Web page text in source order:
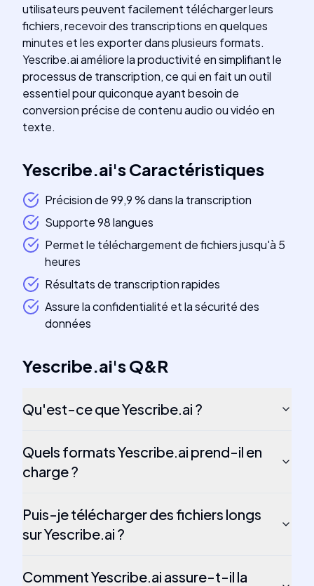
utilisateurs peuvent facilement télécharger leurs
fichiers, recevoir des transcriptions en quelques
minutes et les exporter dans plusieurs formats.
Yescribe.ai améliore la productivité en simplifiant le
processus de transcription, ce qui en fait un outil
essentiel pour quiconque ayant besoin de
conversion précise de contenu audio ou vidéo en
texte.
Yescribe.ai'sCaractéristiques
Précision de 99,9 % dans la transcription
Supporte 98 langues
Permet le téléchargement de fichiers jusqu'à 5
heures
Résultats de transcription rapides
Assure la confidentialité et la sécurité des
données
Yescribe.ai'sQ&R
Qu'est-ce que Yescribe.ai ?
Quels formats Yescribe.ai prend-il en
charge ?
Puis-je télécharger des fichiers longs
sur Yescribe.ai ?
Comment Yescribe.ai assure-t-il la